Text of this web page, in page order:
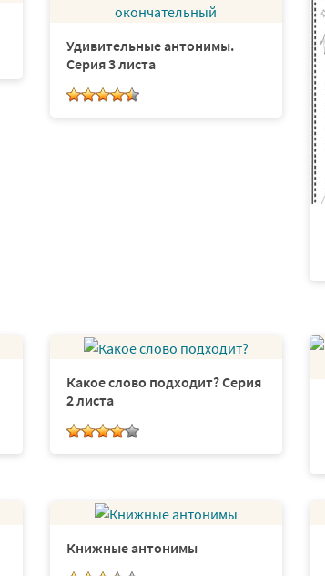
Удивительные антонимы.
Серия 3 листа
Какое слово подходит? Серия
2 листа
Книжные антонимы